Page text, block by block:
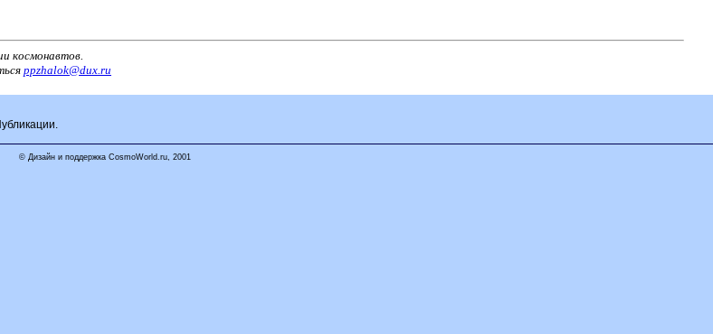
космонавтов.
ppzhalok@dux.ru
© Дизайн и поддержка CosmoWorld.ru, 2001